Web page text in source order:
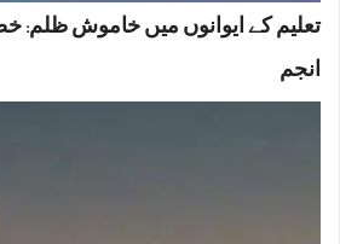
تعلیم کے ایوانوں میں خاموش
انجم